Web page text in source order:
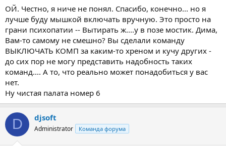
отдельных строках и оно будет крутить их поочередно
Посмотреть вложение 6108
2. Написать скрипт и дергать его заданием или вручную.
Кстати Дмитрий, а можно придумать на карт-машину чтоб
вешать команды разные на кнопки, то запуск скрипта, то
задания, то еще чего... ? Чтоб туда вынести самое частое в
быстрый доступ..
ОЙ. Честно, я ниче не понял. Спасибо, конечно... но я
лучше буду мышкой включать вручную. Это просто на
грани психопатии -- Вытирать ж....у в позе мостик. Дима,
Вам-то самому не смешно? Вы сделали команду
ВЫКЛЮЧАТЬ КОМП за каким-то хреном и кучу других -
до сих пор не могу представить надобность таких
команд.... А то, что реально может понадобиться у вас
нет.
Ну чистая палата номер 6
D djsoft
Administrator Команда форума